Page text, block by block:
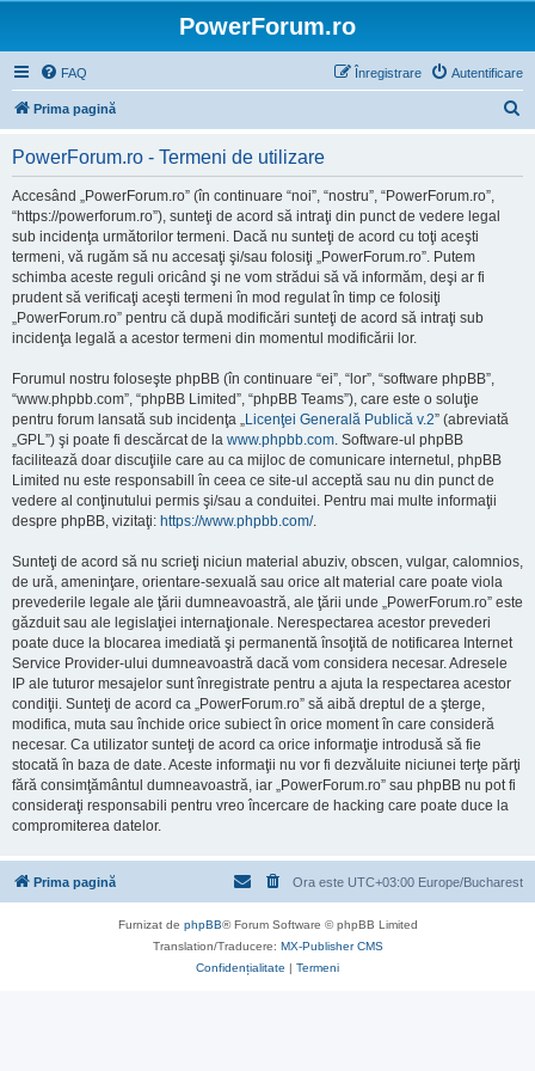
PowerForum.ro
FAQ Autentificare
Înregistrare
Prima pagină
PowerForum.ro - Termeni de utilizare
Accesând „PowerForum.ro” (în continuare “noi”, “nostru”, “PowerForum.ro”,
“https://powerforum.ro”), sunteţi de acord să intraţi din punct de vedere legal
sub incidenţa următorilor termeni. Dacă nu sunteţi de acord cu toţi aceşti
termeni, vă rugăm să nu accesaţi şi/sau folosiţi „PowerForum.ro”. Putem
schimba aceste reguli oricând şi ne vom strădui să vă informăm, deşi ar fi
prudent să verificaţi aceşti termeni în mod regulat în timp ce folosiţi
„PowerForum.ro” pentru că după modificări sunteţi de acord să intraţi sub
incidenţa legală a acestor termeni din momentul modificării lor.
Forumul nostru foloseşte phpBB (în continuare “ei”, “lor”, “software phpBB”,
“www.phpbb.com”, “phpBB Limited”, “phpBB Teams”), care este o soluţie
pentru forum lansată sub incidenţa „Licenţei Generală Publică v.2” (abreviată
„GPL”) şi poate fi descărcat de la www.phpbb.com. Software-ul phpBB
facilitează doar discuţiile care au ca mijloc de comunicare internetul, phpBB
Limited nu este responsabill în ceea ce site-ul acceptă sau nu din punct de
vedere al conţinutului permis şi/sau a conduitei. Pentru mai multe informaţii
despre phpBB, vizitaţi: https://www.phpbb.com/.
Sunteţi de acord să nu scrieţi niciun material abuziv, obscen, vulgar, calomnios,
de ură, ameninţare, orientare-sexuală sau orice alt material care poate viola
prevederile legale ale ţării dumneavoastră, ale ţării unde „PowerForum.ro” este
găzduit sau ale legislaţiei internaţionale. Nerespectarea acestor prevederi
poate duce la blocarea imediată şi permanentă însoţită de notificarea Internet
Service Provider-ului dumneavoastră dacă vom considera necesar. Adresele
IP ale tuturor mesajelor sunt înregistrate pentru a ajuta la respectarea acestor
condiţii. Sunteţi de acord ca „PowerForum.ro” să aibă dreptul de a şterge,
modifica, muta sau închide orice subiect în orice moment în care consideră
necesar. Ca utilizator sunteţi de acord ca orice informaţie introdusă să fie
stocată în baza de date. Aceste informaţii nu vor fi dezvăluite niciunei terţe părţi
fără consimţământul dumneavoastră, iar „PowerForum.ro” sau phpBB nu pot fi
consideraţi responsabili pentru vreo încercare de hacking care poate duce la
compromiterea datelor.
Prima pagină Ora este UTC+03:00 Europe/Bucharest
Furnizat de phpBB® Forum Software © phpBB Limited
Translation/Traducere: MX-Publisher CMS
Confidențialitate | Termeni